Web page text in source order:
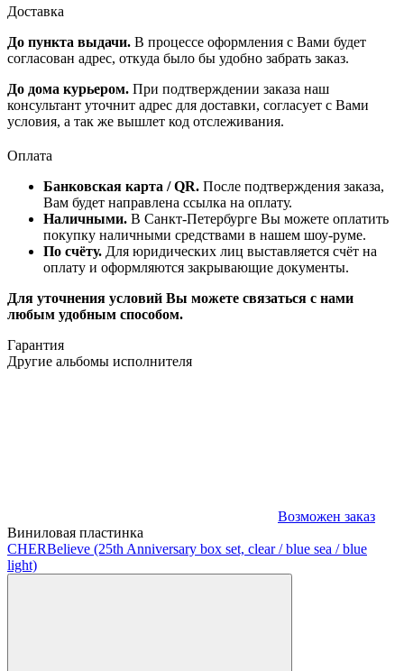
Доставка
До пункта выдачи. В процессе оформления с Вами будет
согласован адрес, откуда было бы удобно забрать заказ.
До дома курьером. При подтверждении заказа наш
консультант уточнит адрес для доставки, согласует с Вами
условия, а так же вышлет код отслеживания.
Оплата
Банковская карта / QR. После подтверждения заказа,
Вам будет направлена ссылка на оплату.
Наличными. В Санкт-Петербурге Вы можете оплатить
покупку наличными средствами в нашем шоу-руме.
По счёту. Для юридических лиц выставляется счёт на
оплату и оформляются закрывающие документы.
Для уточнения условий Вы можете связаться с нами
любым удобным способом.
Гарантия
Другие альбомы исполнителя
Возможен заказ
Виниловая пластинка
CHERBelieve (25th Anniversary box set, clear / blue sea / blue
light)